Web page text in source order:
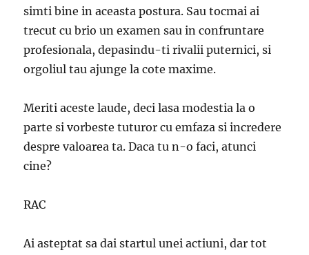
simti bine in aceasta postura. Sau tocmai ai
trecut cu brio un examen sau in confruntare
profesionala, depasindu-ti rivalii puternici, si
orgoliul tau ajunge la cote maxime.
Meriti aceste laude, deci lasa modestia la o
parte si vorbeste tuturor cu emfaza si incredere
despre valoarea ta. Daca tu n-o faci, atunci
cine?
RAC
Ai asteptat sa dai startul unei actiuni, dar tot